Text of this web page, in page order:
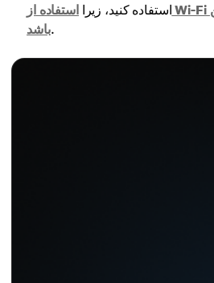
استفاده کنید، زیرا استفاده از Wi-Fi عمومی می‌تواند ناامن
باشد.